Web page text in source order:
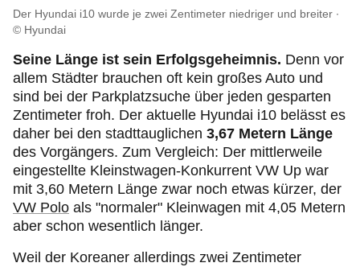
Der Hyundai i10 wurde je zwei Zentimeter niedriger und breiter
© Hyundai
Seine Länge ist sein Erfolgsgeheimnis. Denn vor
allem Städter brauchen oft kein großes Auto und
sind bei der Parkplatzsuche über jeden gesparten
Zentimeter froh. Der aktuelle Hyundai i10 belässt es
daher bei den stadttauglichen 3,67 Metern Länge
des Vorgängers. Zum Vergleich: Der mittlerweile
eingestellte Kleinstwagen-Konkurrent VW Up war
mit 3,60 Metern Länge zwar noch etwas kürzer, der
VW Polo als "normaler" Kleinwagen mit 4,05 Metern
aber schon wesentlich länger.
Weil der Koreaner allerdings zwei Zentimeter